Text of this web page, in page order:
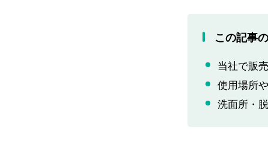
この記事
当社で販
使用場所
洗面所・